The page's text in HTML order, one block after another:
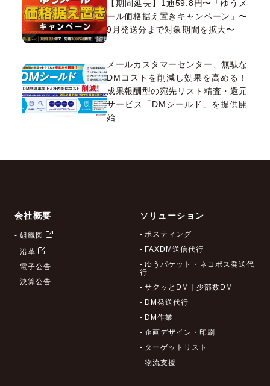
【期間延長】1通59.8円〜「ゆうメ
ール価格据え置きキャンペーン」〜
9月発送分まで対象期間を拡大〜
メールカスタマーセンター、無駄な
DMコストを削減し効果を高める！
成果報酬型の宛先リスト精査・還元
サービス「DMシールド」を提供開
始
会社概要
- 組織図
- 沿革
- 電子公告
- 決算公告
ソリューション
- ポスティング
- FAXDM送信代行
- ゆうパケット・ネコポス発送代
行
- サクッとDM｜少部数DM
- DM発送代行
- DM作業
- 企画デザイン・印刷
- ターゲットリスト
- 物流支援